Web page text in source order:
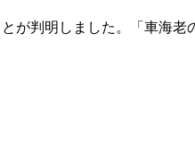
が判明しました。「車海